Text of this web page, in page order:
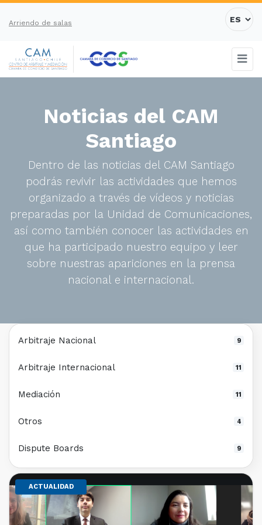
Arriendo de salas
Noticias del CAM
Santiago
Dentro de las noticias del CAM Santiago
podrás revivir las actividades que hemos
organizado a través de vídeos y noticias
preparadas por la Unidad de Comunicaciones,
así como también conocer las actividades en
que ha participado nuestro equipo y leer
sobre nuestras apariciones en la prensa
nacional e internacional.
ACTUALIDAD
Arbitraje Nacional 9
Arbitraje Internacional 11
Mediación 11
Otros 4
Dispute Boards 9